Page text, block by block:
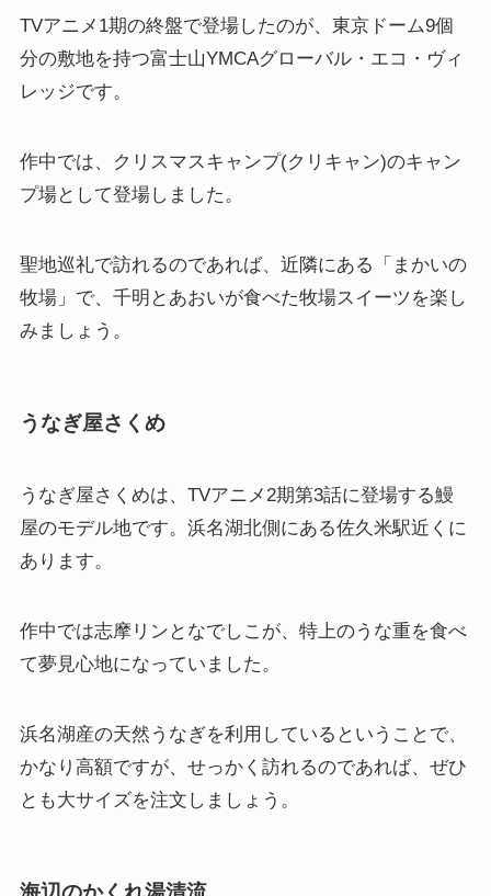
TVアニメ1期の終盤で登場したのが、東京ドーム9個
分の敷地を持つ富士山YMCAグローバル・エコ・ヴィ
レッジです。
作中では、クリスマスキャンプ(クリキャン)のキャン
プ場として登場しました。
聖地巡礼で訪れるのであれば、近隣にある「まかいの
牧場」で、千明とあおいが食べた牧場スイーツを楽し
みましょう。
うなぎ屋さくめ
うなぎ屋さくめは、TVアニメ2期第3話に登場する鰻
屋のモデル地です。浜名湖北側にある佐久米駅近くに
あります。
作中では志摩リンとなでしこが、特上のうな重を食べ
て夢見心地になっていました。
浜名湖産の天然うなぎを利用しているということで、
かなり高額ですが、せっかく訪れるのであれば、ぜひ
とも大サイズを注文しましょう。